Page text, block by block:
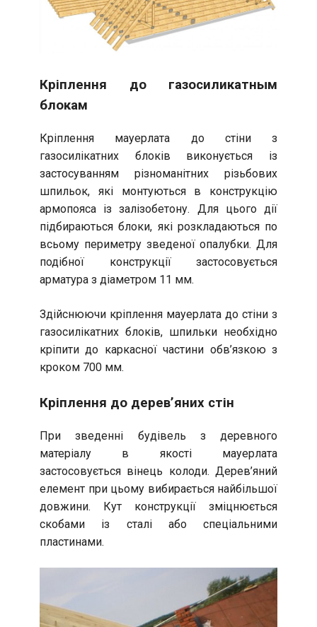
Кріплення до газосиликатным
блокам
Кріплення мауерлата до стіни з
газосилікатних блоків виконується із
застосуванням різноманітних різьбових
шпильок, які монтуються в конструкцію
армопояса із залізобетону. Для цього дії
підбираються блоки, які розкладаються по
всьому периметру зведеної опалубки. Для
подібної конструкції застосовується
арматура з діаметром 11 мм.
Здійснюючи кріплення мауерлата до стіни з
газосилікатних блоків, шпильки необхідно
кріпити до каркасної частини обв’язкою з
кроком 700 мм.
Кріплення до дерев’яних стін
При зведенні будівель з деревного
матеріалу в якості мауерлата
застосовується вінець колоди. Дерев’яний
елемент при цьому вибирається найбільшої
довжини. Кут конструкції зміцнюється
скобами із сталі або спеціальними
пластинами.